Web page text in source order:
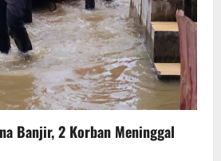
Banjir, 2 Korban Meninggal